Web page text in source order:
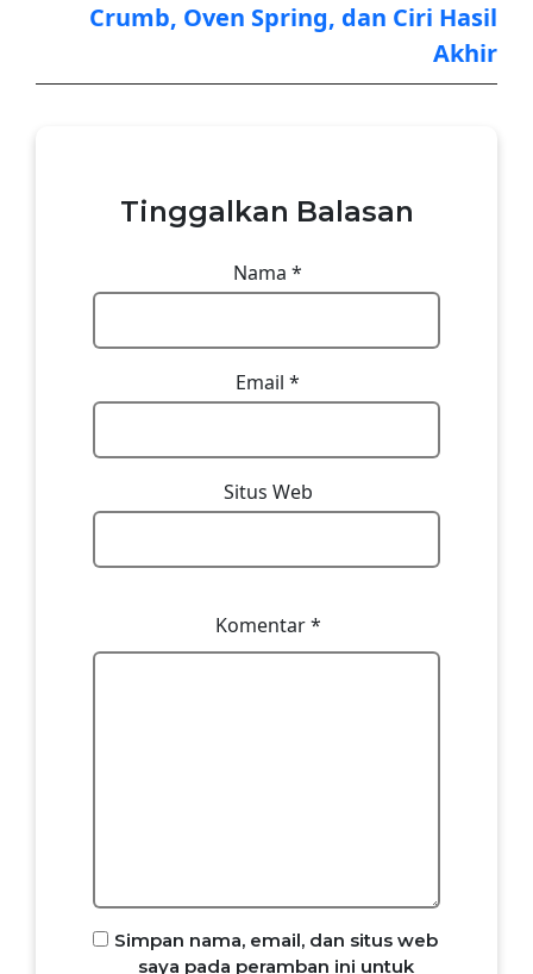
Crumb, Oven Spring, dan Ciri Hasil
Akhir
Tinggalkan Balasan
Komentar*
Nama *
Email *
Situs Web
Simpan nama, email, dan situs web
saya pada peramban ini untuk